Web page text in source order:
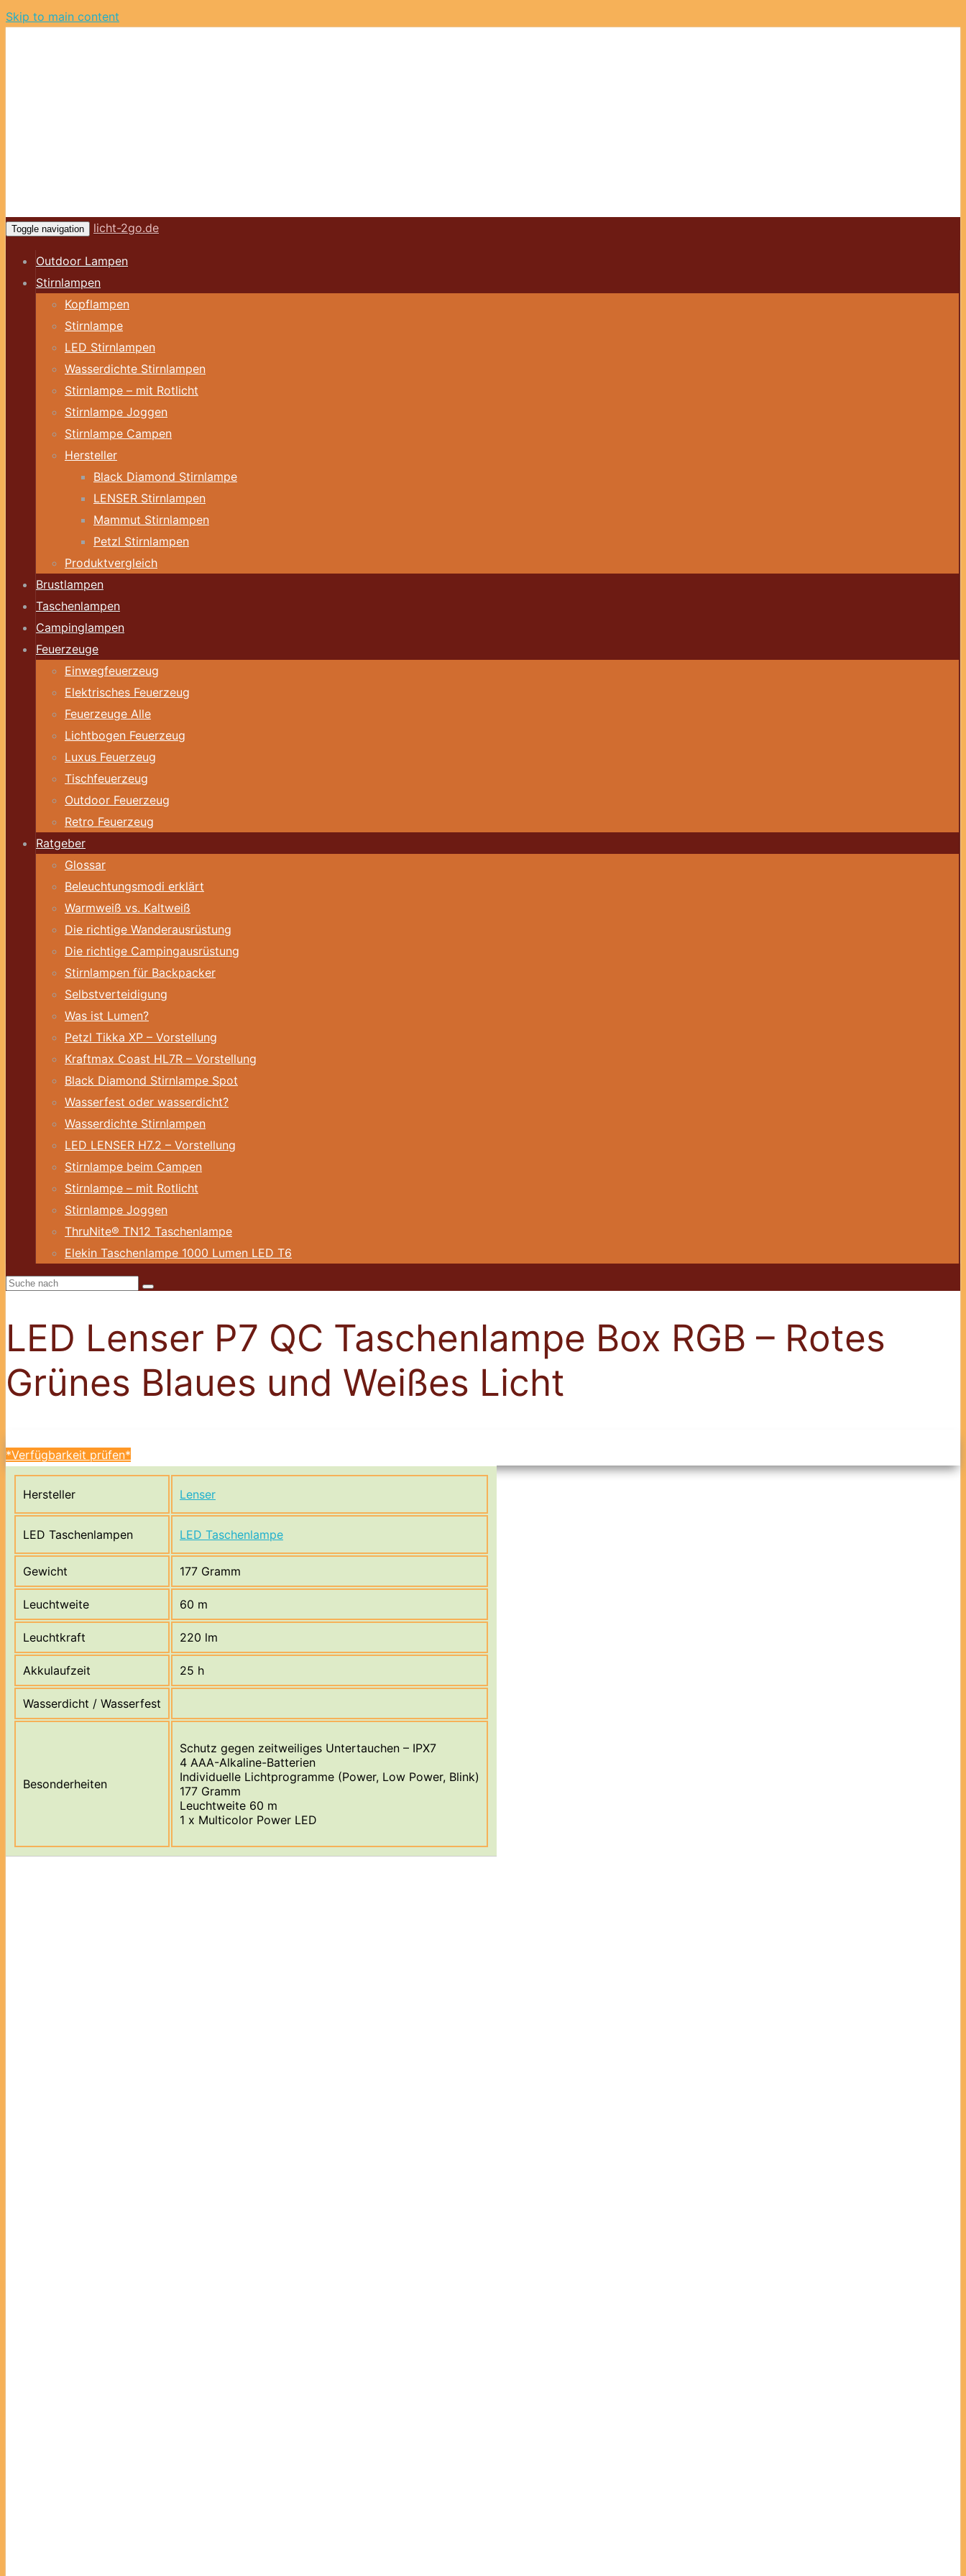
Skip to main content
Toggle navigation licht-2go.de
Outdoor Lampen
Stirnlampen
Kopflampen
Stirnlampe
LED Stirnlampen
Wasserdichte Stirnlampen
Stirnlampe – mit Rotlicht
Stirnlampe Joggen
Stirnlampe Campen
Hersteller
Black Diamond Stirnlampe
LENSER Stirnlampen
Mammut Stirnlampen
Petzl Stirnlampen
Produktvergleich
Brustlampen
Taschenlampen
Campinglampen
Feuerzeuge
Einwegfeuerzeug
Elektrisches Feuerzeug
Feuerzeuge Alle
Lichtbogen Feuerzeug
Luxus Feuerzeug
Tischfeuerzeug
Outdoor Feuerzeug
Retro Feuerzeug
Ratgeber
Glossar
Beleuchtungsmodi erklärt
Warmweiß vs. Kaltweiß
Die richtige Wanderausrüstung
Die richtige Campingausrüstung
Stirnlampen für Backpacker
Selbstverteidigung
Was ist Lumen?
Petzl Tikka XP – Vorstellung
Kraftmax Coast HL7R – Vorstellung
Black Diamond Stirnlampe Spot
Wasserfest oder wasserdicht?
Wasserdichte Stirnlampen
LED LENSER H7.2 – Vorstellung
Stirnlampe beim Campen
Stirnlampe – mit Rotlicht
Stirnlampe Joggen
ThruNite® TN12 Taschenlampe
Elekin Taschenlampe 1000 Lumen LED T6
LED Lenser P7 QC Taschenlampe Box RGB – Rotes
Grünes Blaues und Weißes Licht
*Verfügbarkeit prüfen*
Hersteller Lenser
LED Taschenlampen LED Taschenlampe
Gewicht 177 Gramm
Leuchtweite 60 m
Leuchtkraft 220 lm
Akkulaufzeit 25 h
Wasserdicht / Wasserfest
Besonderheiten
Schutz gegen zeitweiliges Untertauchen – IPX7
4 AAA-Alkaline-Batterien
Individuelle Lichtprogramme (Power, Low Power, Blink)
177 Gramm
Leuchtweite 60 m
1 x Multicolor Power LED